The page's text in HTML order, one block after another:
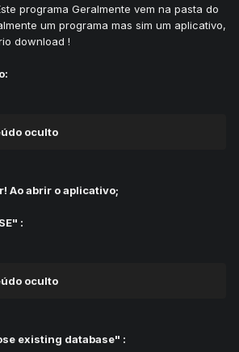
programa Geralmente vem na pasta do
um programa mas sim um aplicativo,
download !
oculto
Ao abrir o aplicativo;
:
oculto
existing database" :